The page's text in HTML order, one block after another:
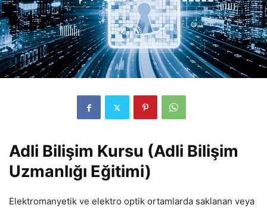
Adli Bilişim Kursu (Adli Bilişim
Uzmanlığı Eğitimi)
Elektromanyetik ve elektro optik ortamlarda saklanan veya